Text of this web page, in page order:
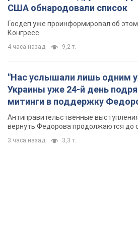
США обнародовали список
Госдеп уже проинформировал об
Конгресс
4 часа назад 9,2 т.
"Нас услышали лишь одним
Украины уже 24-й день
митинги в поддержку
Антиправительственные
вернуть Федорова продолжаются до
3 часа назад 3,3 т.